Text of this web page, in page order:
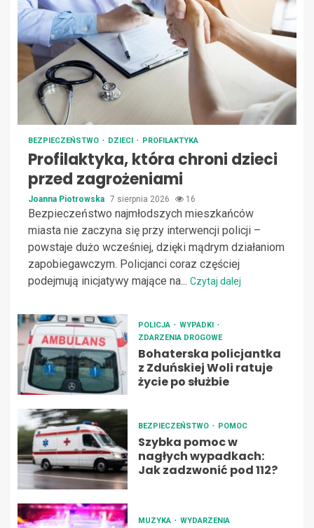
BEZPIECZEŃSTWO DZIECI PROFILAKTYKA
Profilaktyka, która chroni dzieci
przed zagrożeniami
Joanna Piotrowska 7 sierpnia 2026 16
Bezpieczeństwo najmłodszych mieszkańców
miasta nie zaczyna się przy interwencji policji –
powstaje dużo wcześniej, dzięki mądrym działaniom
zapobiegawczym. Policjanci coraz częściej
podejmują inicjatywy mające na... Czytaj dalej
POLICJA
WYPADKI
ZDARZENIA DROGOWE
Bohaterska policjantka
z Zduńskiej Woli ratuje
życie po służbie
BEZPIECZEŃSTWO POMOC
Szybka pomoc w
nagłych wypadkach:
Jak zadzwonić pod 112?
MUZYKA WYDARZENIA